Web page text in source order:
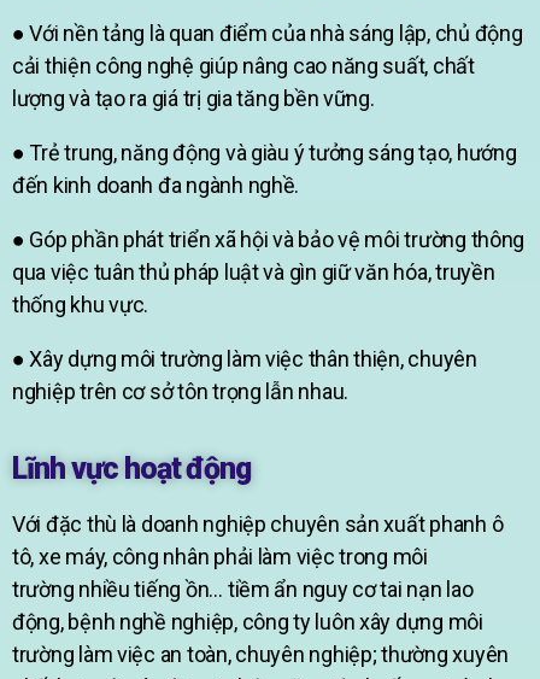
● Với nền tảng là quan điểm của nhà sáng lập, chủ động
cải thiện công nghệ giúp nâng cao năng suất, chất
lượng và tạo ra giá trị gia tăng bền vững.
● Trẻ trung, năng động và giàu ý tưởng sáng tạo, hướng
đến kinh doanh đa ngành nghề.
● Góp phần phát triển xã hội và bảo vệ môi trường thông
qua việc tuân thủ pháp luật và gìn giữ văn hóa, truyền
thống khu vực.
● Xây dựng môi trường làm việc thân thiện, chuyên
nghiệp trên cơ sở tôn trọng lẫn nhau.
Lĩnh vực hoạt động
Với đặc thù là doanh nghiệp chuyên sản xuất phanh ô
tô, xe máy, công nhân phải làm việc trong môi
trường nhiều tiếng ồn… tiềm ẩn nguy cơ tai nạn lao
động, bệnh nghề nghiệp, công ty luôn xây dựng môi
trường làm việc an toàn, chuyên nghiệp; thường xuyên